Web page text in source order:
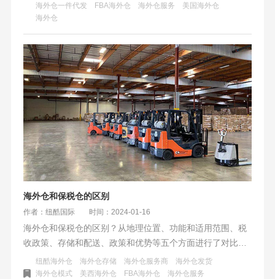
验，清关经验丰富，华人运营团队，快速响应客户需求，可
承接超大件，打通尾程运输最后一公里。纽酷国际物流的海
海外仓一件代发
FBA海外仓 海外仓服务
美国海外仓
海外仓
海外仓和保税仓的区别
作者：纽酷国际 时间：2024-01-16
海外仓和保税仓的区别？从地理位置、功能和适用范围、税
收政策、存储和配送、政策和优势等五个方面进行了对比分
析。海外仓和保税仓各有各的特点和优势，适用于不同的跨
境电商场景和需求。文章建议，在选择仓储模式时，需要综
纽酷海外仓 海外仓存储 海外仓服务商
海外仓发货
海外仓模式
美西海外仓 FBA海外仓
海外仓服务